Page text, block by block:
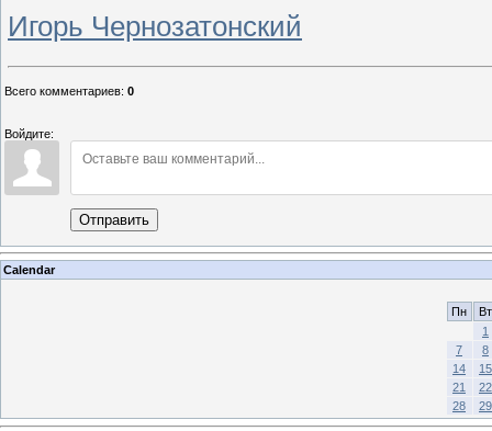
Игорь Чернозатонский
Всего комментариев: 0
Войдите:
Отправить
Calendar
Пн
Вт
1
7
8
14
15
21
22
28
29